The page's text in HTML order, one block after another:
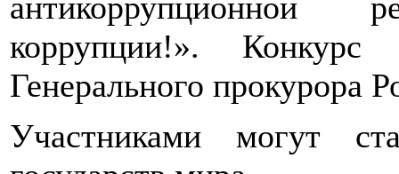
коррупции!».
Генерального прокурора
Участниками могут